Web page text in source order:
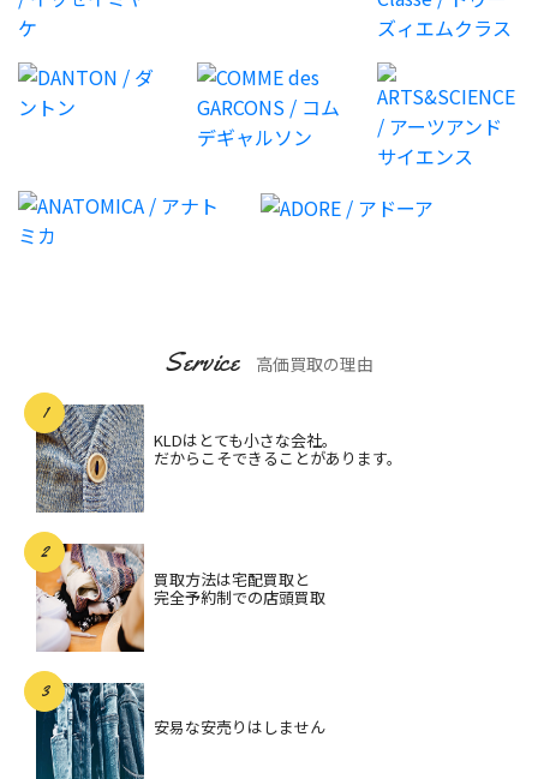
Service 高価買取の理由
KLDはとても小さな会社。
だからこそできることがあります。
買取方法は宅配買取と
完全予約制での店頭買取
安易な安売りはしません